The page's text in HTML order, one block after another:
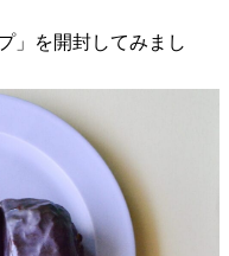
」を開封してみまし